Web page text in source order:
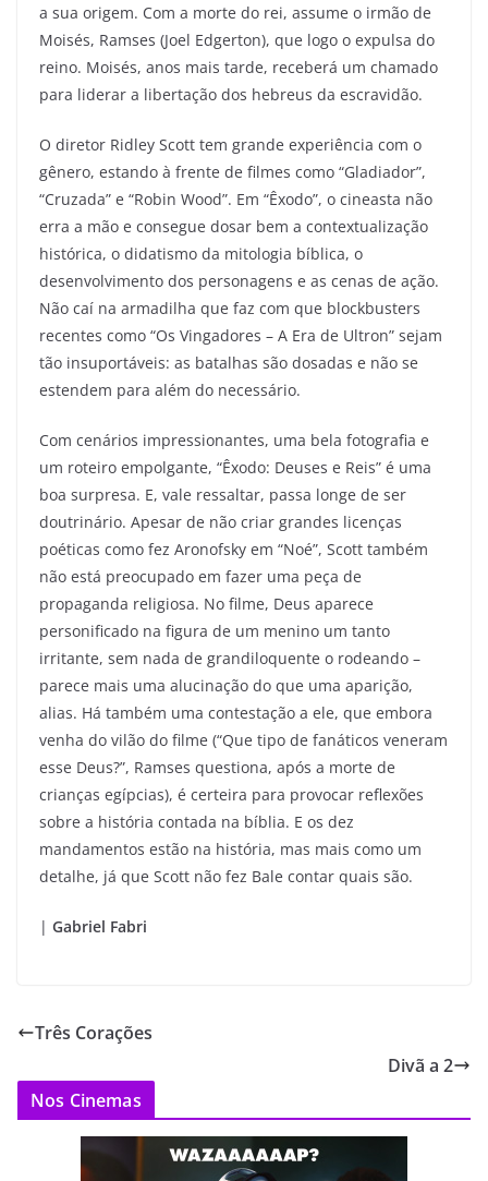
a sua origem. Com a morte do rei, assume o irmão de
Moisés, Ramses (Joel Edgerton), que logo o expulsa do
reino. Moisés, anos mais tarde, receberá um chamado
para liderar a libertação dos hebreus da escravidão.
O diretor Ridley Scott tem grande experiência com o
gênero, estando à frente de filmes como “Gladiador”,
“Cruzada” e “Robin Wood”. Em “Êxodo”, o cineasta não
erra a mão e consegue dosar bem a contextualização
histórica, o didatismo da mitologia bíblica, o
desenvolvimento dos personagens e as cenas de ação.
Não caí na armadilha que faz com que blockbusters
recentes como “Os Vingadores – A Era de Ultron” sejam
tão insuportáveis: as batalhas são dosadas e não se
estendem para além do necessário.
Com cenários impressionantes, uma bela fotografia e
um roteiro empolgante, “Êxodo: Deuses e Reis” é uma
boa surpresa. E, vale ressaltar, passa longe de ser
doutrinário. Apesar de não criar grandes licenças
poéticas como fez Aronofsky em “Noé”, Scott também
não está preocupado em fazer uma peça de
propaganda religiosa. No filme, Deus aparece
personificado na figura de um menino um tanto
irritante, sem nada de grandiloquente o rodeando –
parece mais uma alucinação do que uma aparição,
alias. Há também uma contestação a ele, que embora
venha do vilão do filme (“Que tipo de fanáticos veneram
esse Deus?”, Ramses questiona, após a morte de
crianças egípcias), é certeira para provocar reflexões
sobre a história contada na bíblia. E os dez
mandamentos estão na história, mas mais como um
detalhe, já que Scott não fez Bale contar quais são.
| Gabriel Fabri
Três Corações
Divã a 2
Nos Cinemas